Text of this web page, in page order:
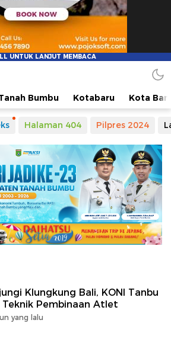
Faktual dan Mendidik
Bumbu Kotabaru Kota
Halaman 404 Pilpres 2024
Klungkung Bali, KONI Tanbu
Teknik Pembinaan Atlet
yang lalu